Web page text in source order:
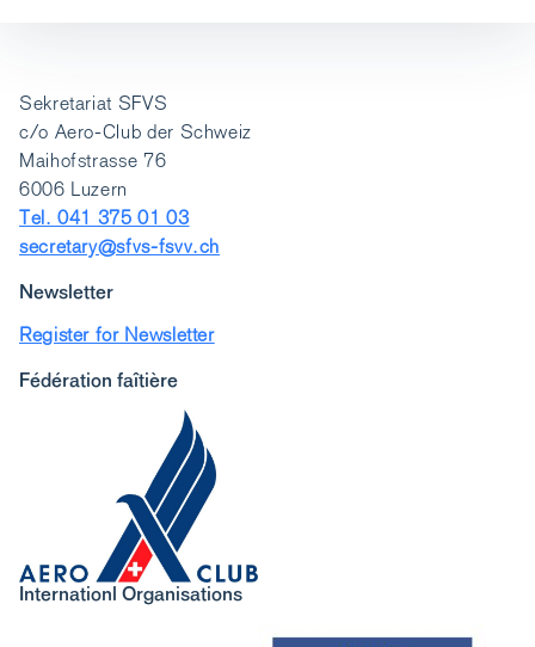
Sekretariat SFVS
c/o Aero-Club der Schweiz
Maihofstrasse 76
6006 Luzern
Tel. 041 375 01 03
secretary@sfvs-fsvv.ch
Newsletter
Register for Newsletter
Fédération faîtière
Internationl Organisations